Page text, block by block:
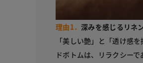
理由1．深みを感じるリネ
「美しい艶」と「透け感
ドボトムは、リラクシー